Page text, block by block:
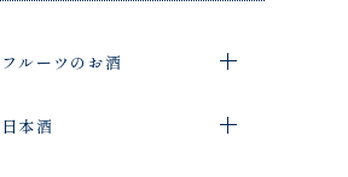
フルーツのお酒
日本酒